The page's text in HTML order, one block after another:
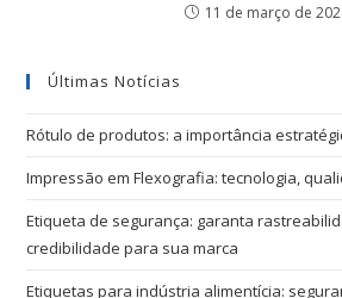
11 de março de
Últimas Notícias
Rótulo de produtos: a importância
Impressão em Flexografia: tecnologia,
Etiqueta de segurança: garanta
credibilidade para sua marca
Etiquetas para indústria alimentícia: